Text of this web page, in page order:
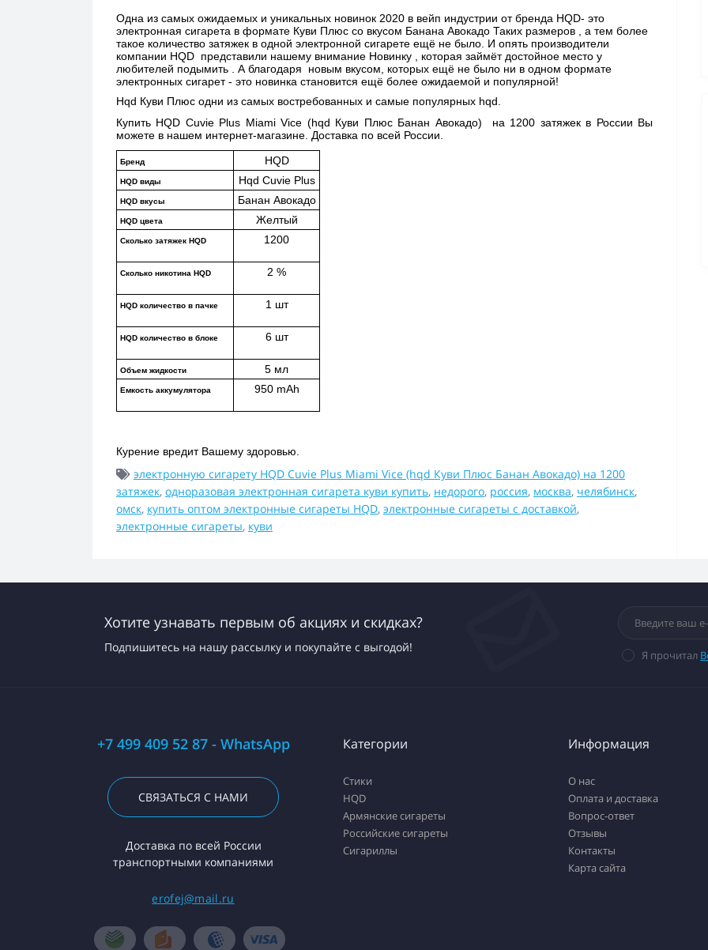
Одна из самых ожидаемых и уникальных новинок 2020 в вейп индустрии от бренда HQD- это
электронная сигарета в формате Куви Плюс со вкусом Банана Авокадо Таких размеров , а тем более
такое количество затяжек в одной электронной сигарете ещё не было. И опять производители
компании HQD  представили нашему внимание Новинку , которая займёт достойное место у
любителей подымить . А благодаря  новым вкусом, которых ещё не было ни в одном формате
электронных сигарет - это новинка становится ещё более ожидаемой и популярной!
Hqd Куви Плюс одни из самых востребованных и самые популярных hqd.
Купить HQD Cuvie Plus Miami Vice (hqd Куви Плюс Банан Авокадо) на 1200 затяжек в России Вы
можете в нашем интернет-магазине. Доставка по всей России.
Бренд HQD
HQD виды Hqd Cuvie Plus
HQD вкусы Банан Авокадо
HQD цвета Желтый
Сколько затяжек HQD 1200
Сколько никотина HQD 2 %
HQD количество в пачке 1 шт
HQD количество в блоке 6 шт
Объем жидкости 5 мл
Емкость аккумулятора 950 mAh
Курение вредит Вашему здоровью.
электронную сигарету HQD Cuvie Plus Miami Vice (hqd Куви Плюс Банан Авокадо) на 1200
затяжек, одноразовая электронная сигарета куви купить, недорого, россия, москва, челябинск,
омск, купить оптом электронные сигареты HQD, электронные сигареты с доставкой,
электронные сигареты, куви
Хотите узнавать первым об акциях и скидках?
Подпишитесь на нашу рассылку и покупайте с выгодой!
Я прочитал
+7 499 409 52 87 - WhatsApp
СВЯЗАТЬСЯ С НАМИ
Доставка по всей России
транспортными компаниями
erofej@mail.ru
Категории
Стики
HQD
Армянские сигареты
Российские сигареты
Сигариллы
Информация
О нас
Оплата и доставка
Вопрос-ответ
Отзывы
Контакты
Карта сайта